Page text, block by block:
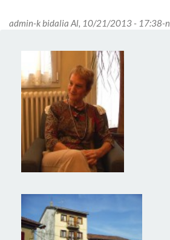
admin-k bidalia Al, 10/21/2013 - 17:38-n